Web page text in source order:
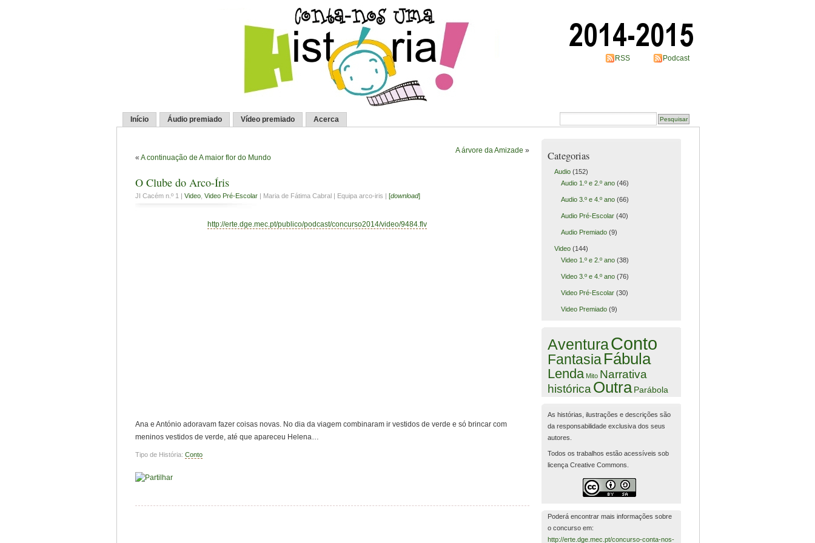
RSS Podcast
Início Áudio premiado Vídeo premiado Acerca
« A continuação de A maior flor do Mundo
A árvore da Amizade »
O Clube do Arco-Íris
JI Cacém n.º 1 | Video Video Pré-Escolar | Maria de Fátima Cabral | Equipa arco-iris | [download]
http://erte.dge.mec.pt/publico/podcast/concurso2014/video/9484.flv
Ana e António adoravam fazer coisas novas. No dia da viagem combinaram ir vestidos de verde e só brincar com
meninos vestidos de verde, até que apareceu Helena…
Tipo de História: Conto
Categorias
Audio(152)
Audio 1.º e 2.º ano(46)
Audio 3.º e 4.º ano(66)
Audio Pré-Escolar(40)
Audio Premiado(9)
Video(144)
Video 1.º e 2.º ano(38)
Video 3.º e 4.º ano(76)
Video Pré-Escolar(30)
Video Premiado(9)
AventuraConto
FantasiaFábula
Lenda Mito Narrativa
históricaOutra Parábola
As histórias, ilustrações e descrições são
da responsabilidade exclusiva dos seus
autores.
Todos os trabalhos estão acessíveis sob
licença Creative Commons.
Poderá encontrar mais informações sobre
o concurso em:
http://erte.dge.mec.pt/concurso-conta-nos-